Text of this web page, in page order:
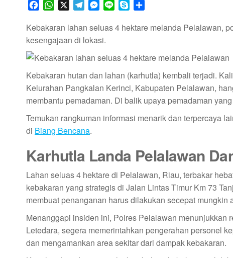
c
e
o
o
k
W
a
t
A
p
p
l
e
r
a
m
M
s
s
n
g
e
r
n
y
a
Kebakaran lahan seluas 4 hektare melanda Pelalawan,
kesengajaan di lokasi.
Kebakaran hutan dan lahan (karhutla) kembali terjadi.
Kelurahan Pangkalan Kerinci, Kabupaten Pelalawan,
membantu pemadaman. Di balik upaya pemadaman
Temukan rangkuman informasi menarik dan terpercaya
di Biang Bencana.
Karhutla Landa Pelalawan
Lahan seluas 4 hektare di Pelalawan, Riau, terbakar
kebakaran yang strategis di Jalan Lintas Timur Km 73
membuat penanganan harus dilakukan secepat mungkin
Menanggapi insiden ini, Polres Pelalawan
Letedara, segera memerintahkan pengerahan personel
dan mengamankan area sekitar dari dampak kebakaran.